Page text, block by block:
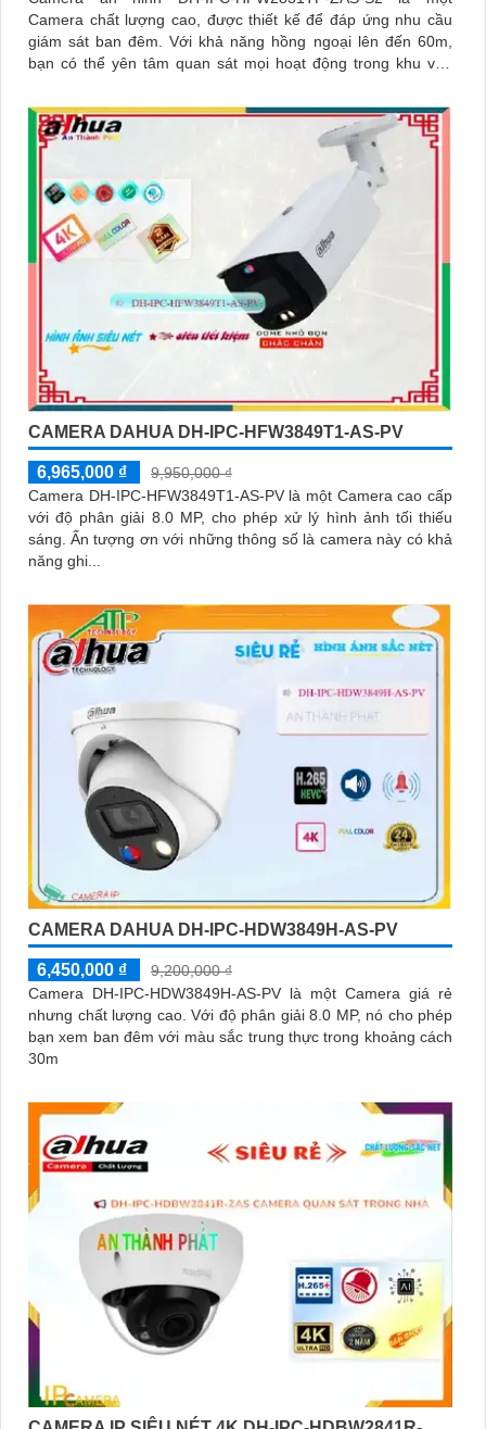
Camera chất lượng cao, được thiết kế để đáp ứng nhu cầu
giám sát ban đêm. Với khả năng hồng ngoại lên đến 60m,
bạn có thể yên tâm quan sát mọi hoạt động trong khu vực
CAMERA DAHUA DH-IPC-HFW3849T1-AS-PV
6,965,000 ₫
9,950,000 ₫
Camera DH-IPC-HFW3849T1-AS-PV là một Camera cao cấp
với độ phân giải 8.0 MP, cho phép xử lý hình ảnh tối thiếu
sáng. Ấn tượng ơn với những thông số là camera này có khả
năng ghi...
CAMERA DAHUA DH-IPC-HDW3849H-AS-PV
6,450,000 ₫
9,200,000 ₫
Camera DH-IPC-HDW3849H-AS-PV là một Camera giá rẻ
nhưng chất lượng cao. Với độ phân giải 8.0 MP, nó cho phép
bạn xem ban đêm với màu sắc trung thực trong khoảng cách
30m